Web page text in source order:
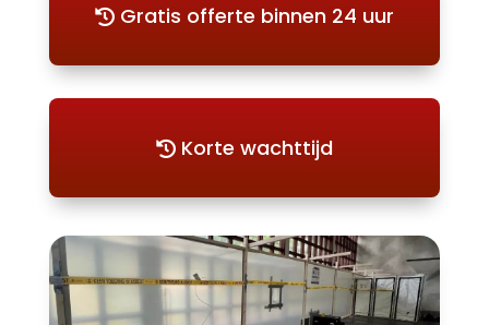
Gratis offerte binnen 24 uur
Korte wachttijd